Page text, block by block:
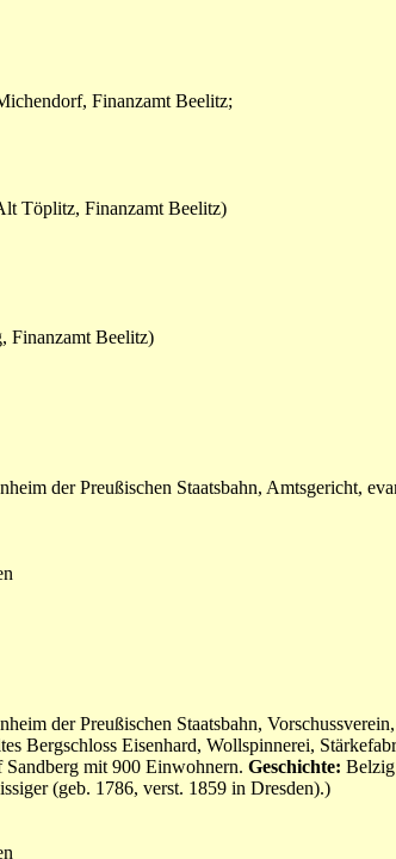
Finanzamt Beelitz;
Töplitz, Finanzamt Beelitz)
Finanzamt Beelitz)
der Preußischen Staatsbahn, Amtsgericht,
der Preußischen Staatsbahn,
Bergschloss Eisenhard, Wollspinnerei,
mit 900 Einwohnern. Geschichte:
(geb. 1786, verst. 1859 in Dresden).)